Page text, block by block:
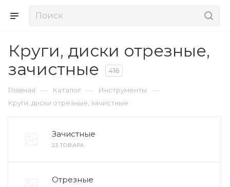
Круги, диски отрезные,
зачистные
416
Главная — Каталог — Инструменты —
Круги, диски отрезные, зачистные
Зачистные
23 ТОВАРА
Отрезные